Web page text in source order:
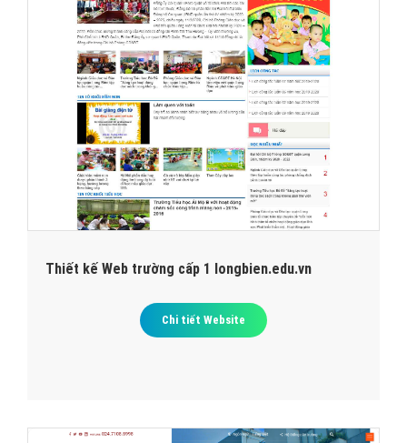
Thiết kế Web trường cấp 1 longbien.edu.vn
Chi tiết Website